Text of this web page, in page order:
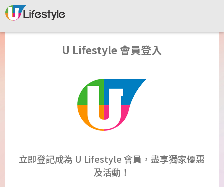
U Lifestyle 會員登入
立即登記成為 U Lifestyle 會員，盡享獨家優惠
及活動！